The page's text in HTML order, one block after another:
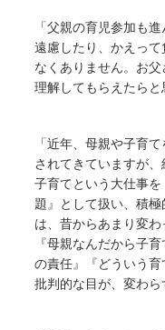
「父親の育児参加も
遠慮したり、かえっ
なくありません。お
理解してもらえたらと
「近年、母親や子育
されてきていますが、
子育てという大仕事
題』として扱い、積
は、昔からあまり変わ
『母親なんだから子
の責任』『どういう
批判的な目が、変わら